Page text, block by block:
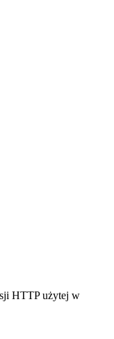
HTTP użytej w